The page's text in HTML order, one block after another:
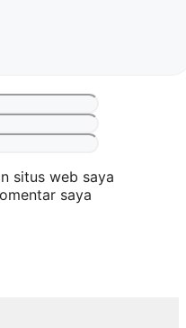
situs web saya
saya